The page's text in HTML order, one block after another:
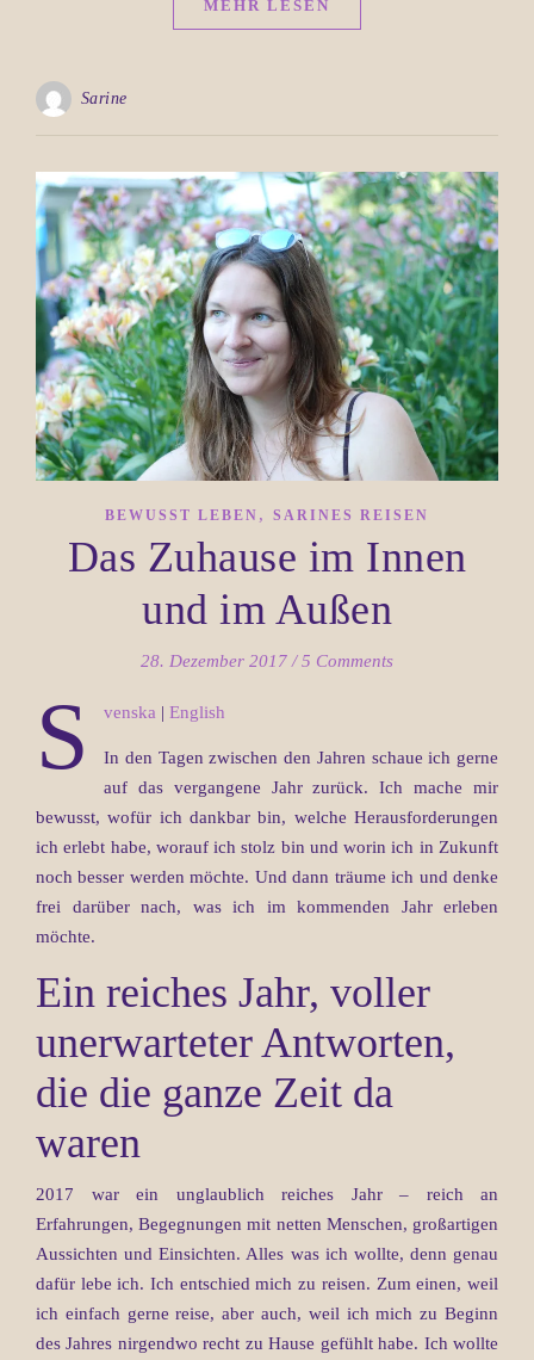
MEHR LESEN
Sarine
BEWUSST LEBEN , SARINES REISEN
Das Zuhause im Innen
und im Außen
28. Dezember 2017 / 5 Comments
s venska | English
In den Tagen zwischen den Jahren schaue ich gerne
auf das vergangene Jahr zurück. Ich mache mir
bewusst, wofür ich dankbar bin, welche Herausforderungen
ich erlebt habe, worauf ich stolz bin und worin ich in Zukunft
noch besser werden möchte. Und dann träume ich und denke
frei darüber nach, was ich im kommenden Jahr erleben
möchte.
Ein reiches Jahr, voller
unerwarteter Antworten,
die die ganze Zeit da
waren
2017 war ein unglaublich reiches Jahr – reich an
Erfahrungen, Begegnungen mit netten Menschen, großartigen
Aussichten und Einsichten. Alles was ich wollte, denn genau
dafür lebe ich. Ich entschied mich zu reisen. Zum einen, weil
ich einfach gerne reise, aber auch, weil ich mich zu Beginn
des Jahres nirgendwo recht zu Hause gefühlt habe. Ich wollte